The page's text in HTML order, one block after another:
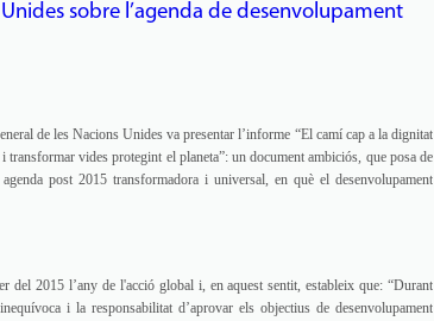
sobre l’agenda de desenvolupament
de les Nacions Unides va presentar l’informe “El camí cap a la dignitat
transformar vides protegint el planeta”: un document ambiciós, que posa de
post 2015 transformadora i universal, en què el desenvolupament
del 2015 l’any de l'acció global i, en aquest sentit, estableix que: “Durant
i la responsabilitat d’aprovar els objectius de desenvolupament